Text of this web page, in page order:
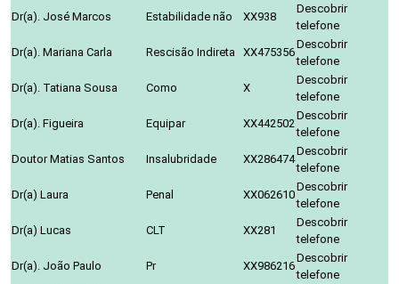
Dr(a). José Marcos
Estabilidade não XX938
Descobrir
telefone
Dr(a). Mariana Carla
Rescisão Indireta XX475356
Descobrir
telefone
Dr(a). Tatiana Sousa
Como X
Descobrir
telefone
Dr(a). Figueira
Equipar XX442502
Descobrir
telefone
Doutor Matias Santos
Insalubridade XX286474
Descobrir
telefone
Dr(a) Laura
Penal XX062610
Descobrir
telefone
Dr(a) Lucas
CLT XX281
Descobrir
telefone
Dr(a). João Paulo
Pr XX986216
Descobrir
telefone